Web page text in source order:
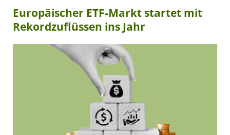
Europäischer ETF-Markt startet mit
Rekordzuflüssen ins Jahr